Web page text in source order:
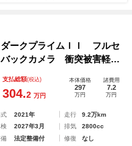
ークプライムＩＩ フルセ
ックカメラ 衝突被害軽減
ンプ ワンオーナー ディ
支払総額(税込)
304.2 万円
本体価格
297
万円
諸費用
7.2
万円
2021年 走行
9.2万km
2027年3月 排気
2800cc
法定整備付 修復
なし